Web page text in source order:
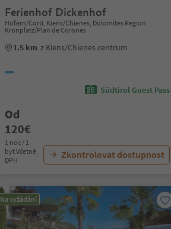
Ferienhof Dickenhof
Hofern/Corti, Kiens/Chienes, Dolomites Region
Kronplatz/Plan de Corones
1.5 km z Kiens/Chienes centrum
Südtirol Guest Pass
Od
120€
1 noc / 1
byt Včetně
DPH
Zkontrolovat dostupnost
Na vyžádání